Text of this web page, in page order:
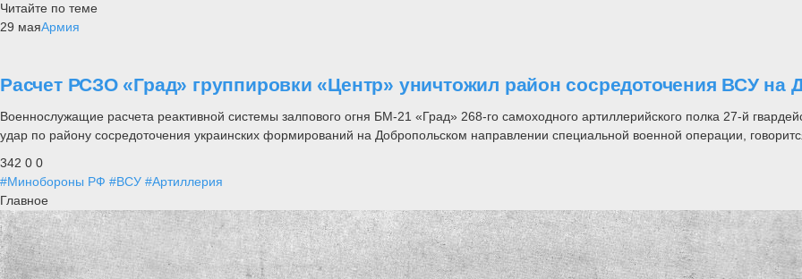
Читайте по теме
29 маяАрмия
Расчет РСЗО «Град» группировки «Центр» уничтожил район сосредоточения ВСУ
Военнослужащие расчета реактивной системы залпового огня БМ-21 «Град» 268-го самоходного артиллерийского полка 27-й
удар по району сосредоточения украинских формирований на Добропольском направлении специальной военной операции,
342 0 0
#Минобороны РФ #ВСУ #Артиллерия
Главное